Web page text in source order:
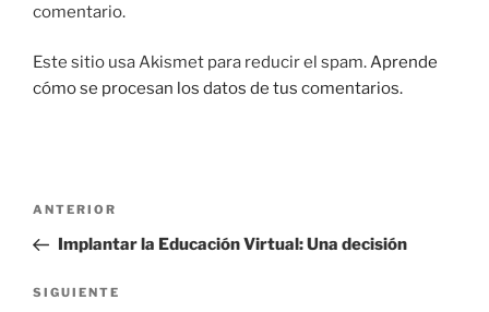
comentario.
Este sitio usa Akismet para reducir el spam.Aprende
cómo se procesan los datos de tus comentarios.
Navegación
entradas
Entrada
anterior:
ANTERIOR
Implantar la Educación Virtual: Una decisión
Siguiente
SIGUIENTE